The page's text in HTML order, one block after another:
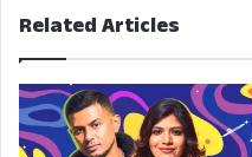
Related Articles